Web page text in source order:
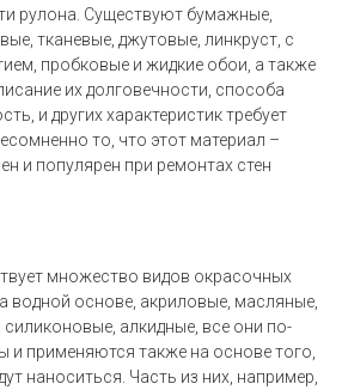
рулона. Существуют бумажные,
тканевые, джутовые, линкруст, с
пробковые и жидкие обои, а также
их долговечности, способа
и других характеристик требует
то, что этот материал –
и популярен при ремонтах стен
множество видов окрасочных
водной основе, акриловые, масляные,
алкидные, все они по-
и применяются также на основе того,
наноситься. Часть из них, например,